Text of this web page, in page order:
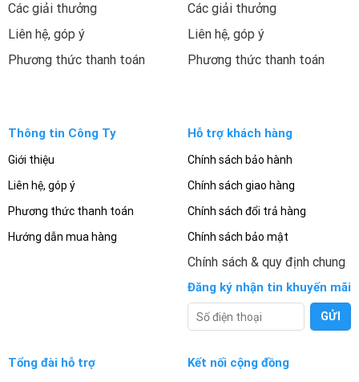
Các giải thưởng
Liên hệ, góp ý
Phương thức thanh toán
Các giải thưởng
Liên hệ, góp ý
Phương thức thanh toán
Thông tin Công Ty
Giới thiệu
Liên hệ, góp ý
Phương thức thanh toán
Hướng dẫn mua hàng
Hỗ trợ khách hàng
Chính sách bảo hành
Chính sách giao hàng
Chính sách đổi trả hàng
Chính sách bảo mật
Chính sách & quy định chung
Đăng ký nhận tin khuyến mãi
Tổng đài hỗ trợ
Kết nối cộng đồng